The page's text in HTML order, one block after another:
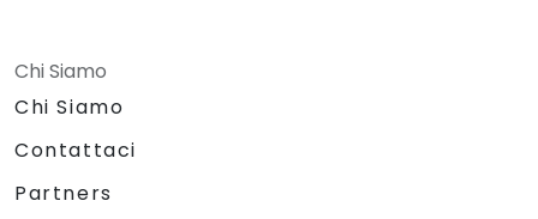
Chi Siamo
Chi Siamo
Contattaci
Partners